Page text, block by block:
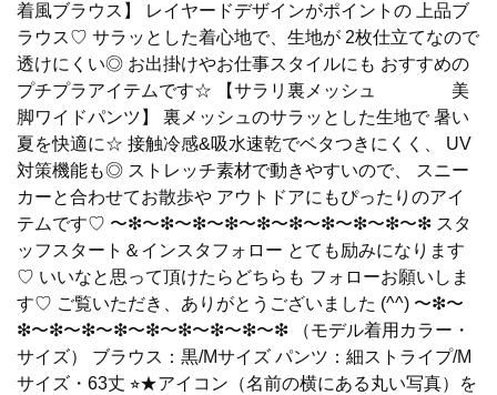
着風ブラウス】 レイヤードデザインがポイントの 上品ブ
ラウス♡ サラッとした着心地で、生地が 2枚仕立てなので
透けにくい◎ お出掛けやお仕事スタイルにも おすすめの
プチプラアイテムです☆ 【サラリ裏メッシュ 美
脚ワイドパンツ】 裏メッシュのサラッとした生地で 暑い
夏を快適に☆ 接触冷感&吸水速乾でベタつきにくく、 UV
対策機能も◎ ストレッチ素材で動きやすいので、 スニー
カーと合わせてお散歩や アウトドアにもぴったりのアイ
テムです♡ 〜❇︎〜❇︎〜❇︎〜❇︎〜❇︎〜❇︎〜❇︎〜❇︎〜❇︎〜❇︎ スタ
ッフスタート＆インスタフォロー とても励みになります
♡ いいなと思って頂けたらどちらも フォローお願いしま
す♡ ご覧いただき、ありがとうございました (^^) 〜❇︎〜
❇︎〜❇︎〜❇︎〜❇︎〜❇︎〜❇︎〜❇︎〜❇︎〜❇︎ （モデル着用カラー・
サイズ） ブラウス：黒/Mサイズ パンツ：細ストライプ/M
サイズ・63丈 ⭐︎★アイコン（名前の横にある丸い写真）を